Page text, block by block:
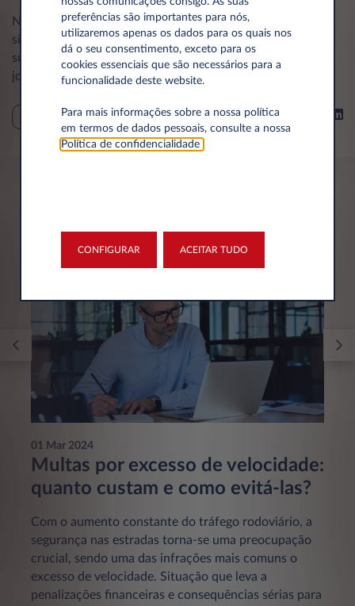
Na Leasys, acreditamos que a mobilidade elétrica deve ser
sinónimo de confiança, simplicidade e progresso
sustentável. Queremos apoiá-lo em cada etapa desta
jornada.
SUSTENTABILIDADE Partilhar em
01 Mar 2024
Multas por excesso de velocidade:
quanto custam e como evitá-las?
Com o aumento constante do tráfego rodoviário, a
segurança nas estradas torna-se uma preocupação
crucial, sendo uma das infrações mais comuns o
excesso de velocidade. Situação que leva a
penalizações financeiras e consequências sérias para
preferências são importantes para nós,
utilizaremos apenas os dados para os quais nos
dá o seu consentimento, exceto para os
cookies essenciais que são necessários para a
funcionalidade deste website.
Para mais informações sobre a nossa política
em termos de dados pessoais, consulte a nossa
Política de confidencialidade.
CONFIGURAR ACEITAR TUDO